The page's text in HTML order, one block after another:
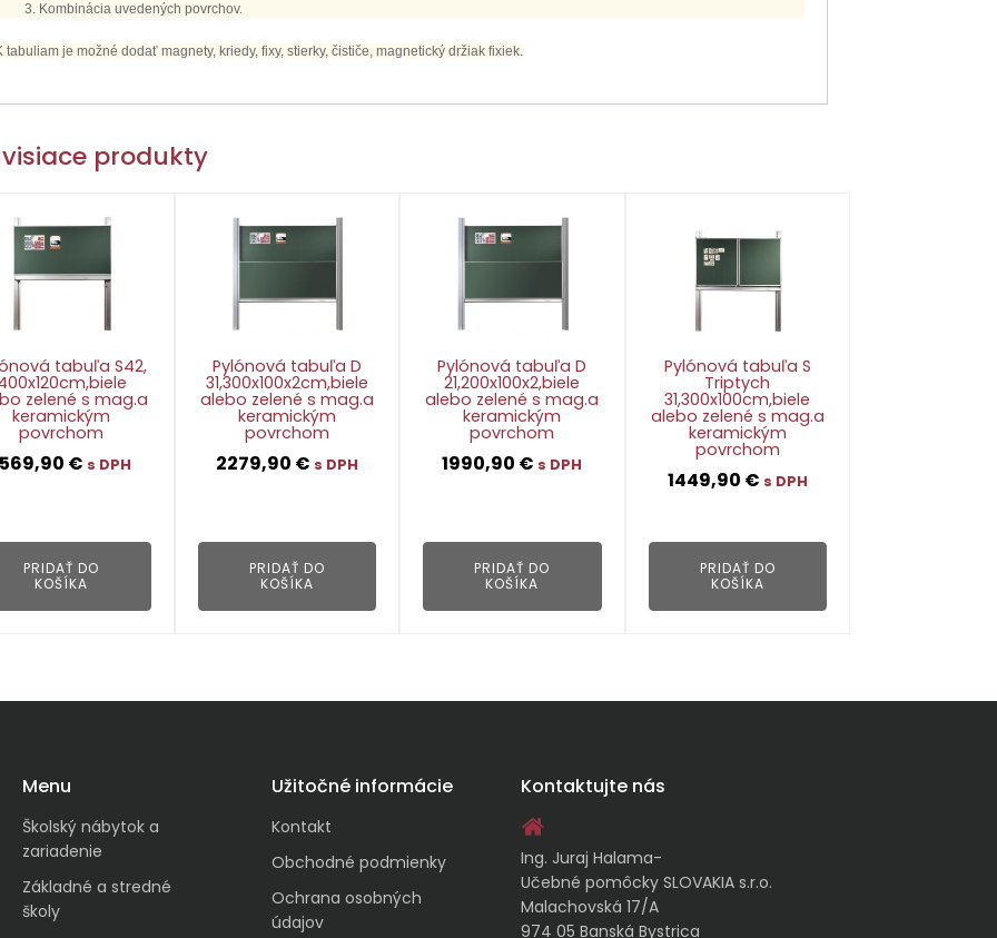
Kombinácia uvedených povrchov.
tabuliam je možné dodať magnety, kriedy, fixy, stierky, čističe, magnetický držiak fixiek.
produkty
tabuľa S42,
zelené s mag.a
keramickým
povrchom
€ s DPH
PRIDAŤ DO
KOŠÍKA
Pylónová tabuľa D
31,300x100x2cm,biele
alebo zelené s mag.a
keramickým
povrchom
2279,90 € s DPH
PRIDAŤ DO
KOŠÍKA
Pylónová tabuľa D
21,200x100x2,biele
alebo zelené s mag.a
keramickým
povrchom
1990,90 € s DPH
PRIDAŤ DO
KOŠÍKA
Pylónová tabuľa S
Triptych
31,300x100cm,biele
alebo zelené s mag.a
keramickým
povrchom
1449,90 € s DPH
PRIDAŤ DO
KOŠÍKA
Menu
Školský nábytok a
zariadenie
Základné a stredné
školy
Užitočné informácie
Kontakt
Obchodné podmienky
Ochrana osobných
údajov
Kontaktujte nás
Ing. Juraj Halama-
Učebné pomôcky SLOVAKIA s.r.o.
Malachovská 17/A
974 05 Banská Bystrica